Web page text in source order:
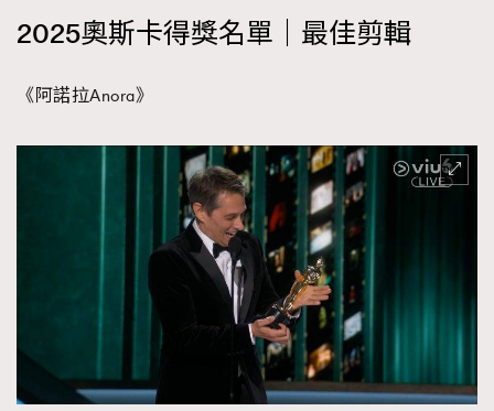
2025奧斯卡得獎名單｜最佳剪輯
《阿諾拉Anora》